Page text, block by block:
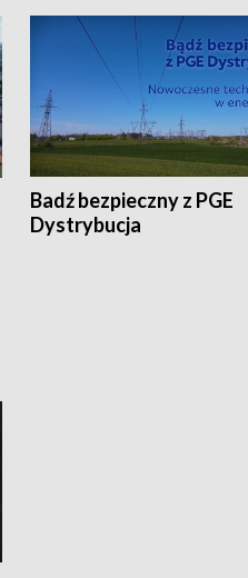
Badź bezpieczny z PGE
Dystrybucja